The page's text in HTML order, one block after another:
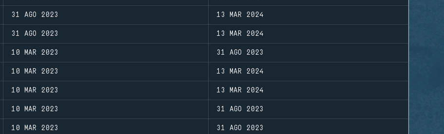
31 AGO 2023 13 MAR 2024
31 AGO 2023 13 MAR 2024
10 MAR 2023 31 AGO 2023
10 MAR 2023 13 MAR 2024
10 MAR 2023 13 MAR 2024
10 MAR 2023 31 AGO 2023
10 MAR 2023 31 AGO 2023